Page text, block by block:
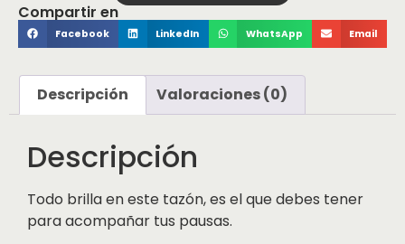
Compartir en
Facebook LinkedIn WhatsApp Email
Descripción Valoraciones (0)
Descripción
Todo brilla en este tazón, es el que debes tener
para acompañar tus pausas.